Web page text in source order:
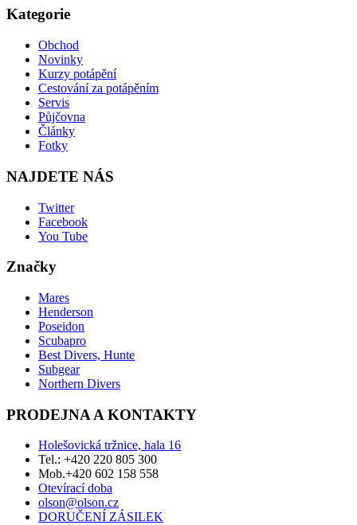
Kategorie
Obchod
Novinky
Kurzy potápění
Cestování za potápěním
Servis
Půjčovna
Články
Fotky
NAJDETE NÁS
Twitter
Facebook
You Tube
Značky
Mares
Henderson
Poseidon
Scubapro
Best Divers, Hunte
Subgear
Northern Divers
PRODEJNA A KONTAKTY
Holešovická tržnice, hala 16
Tel.: +420 220 805 300
Mob.+420 602 158 558
Otevírací doba
olson@olson.cz
DORUČENÍ ZÁSILEK